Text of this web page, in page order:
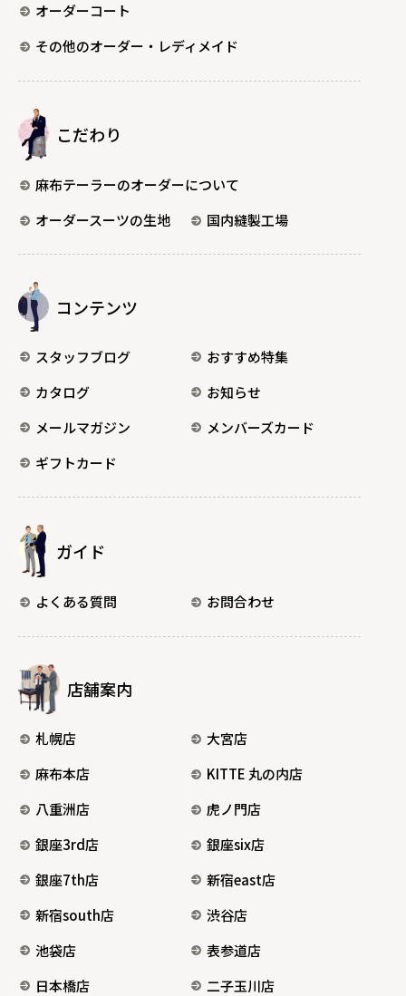
オーダーコート
その他のオーダー・レディメイド
こだわり
麻布テーラーのオーダーについて
オーダースーツの生地
国内縫製工場
コンテンツ
スタッフブログ
おすすめ特集
カタログ
お知らせ
メールマガジン
メンバーズカード
ギフトカード
ガイド
よくある質問 お問合わせ
店舗案内
札幌店
大宮店
麻布本店
KITTE 丸の内店
八重洲店
虎ノ門店
銀座3rd店
銀座six店
銀座7th店
新宿east店
新宿south店
渋谷店
池袋店
表参道店
日本橋店
二子玉川店